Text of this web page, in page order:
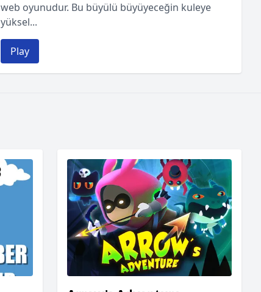
web oyunudur. Bu büyülü büyüyeceğin kuleye
yüksel...
Play